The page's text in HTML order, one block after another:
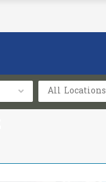
All Locations